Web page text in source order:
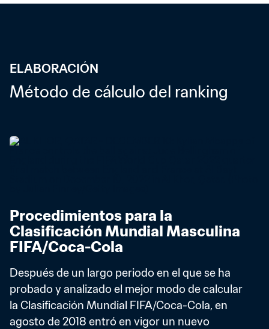
ELABORACIÓN
Método de cálculo del ranking
Procedimientos para la
Clasificación Mundial Masculina
FIFA/Coca-Cola
Después de un largo periodo en el que se ha
probado y analizado el mejor modo de calcular
la Clasificación Mundial FIFA/Coca-Cola, en
agosto de 2018 entró en vigor un nuevo